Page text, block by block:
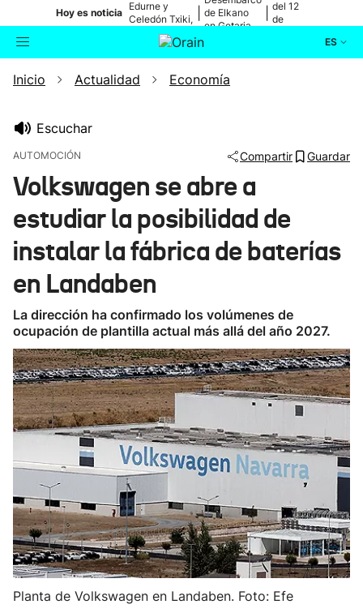
Hoy es noticia
Edurne y
Celedón Txiki,
en directo
de Elkano
en Getaria
del 12
de
ES
Buscador Actualidad
Ikusmiran
Eguraldia
Inicio Actualidad Economía
Escuchar
AUTOMOCIÓN Compartir Guardar
Volkswagen se abre a
estudiar la posibilidad de
instalar la fábrica de baterías
en Landaben
La dirección ha confirmado los volúmenes de
ocupación de plantilla actual más allá del año 2027.
Planta de Volkswagen en Landaben. Foto: Efe